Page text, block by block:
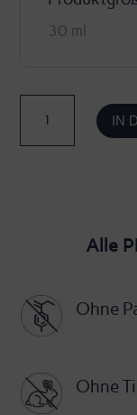
30 ml
Menge
IN
Alle
Ohne
Ohne